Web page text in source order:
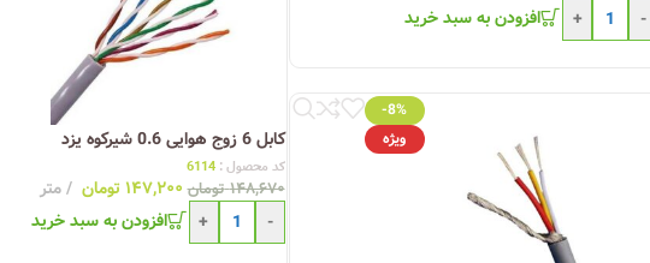
-
+ افزودن به سبد خرید
کابل 6 زوج هوایی 0.6 شیرکوه یزد
کد محصول :6114
۱۴۸,۶۷۰ تومان ۱۴۷,۲۰۰ تومان
متر
-
+ افزودن به سبد خرید
-8%
ویژه